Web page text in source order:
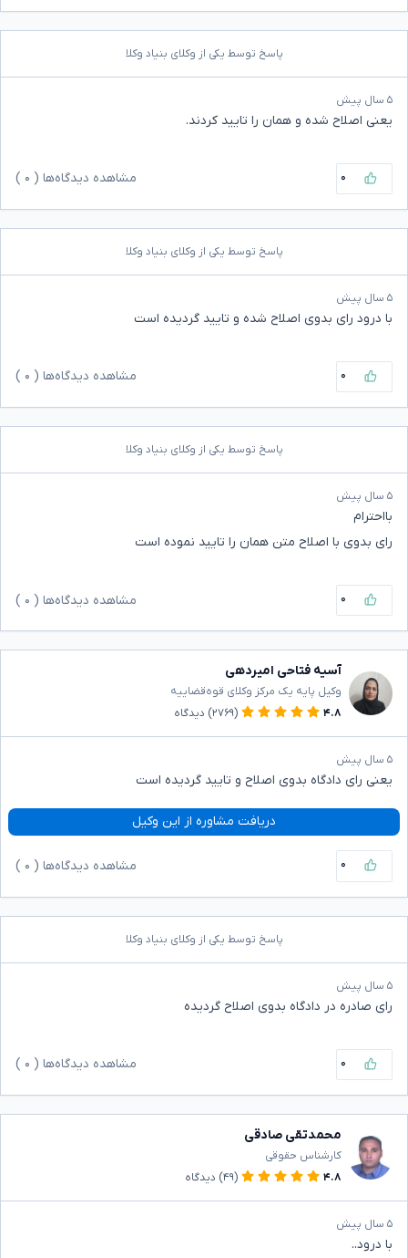
پاسخ توسط یکی از وکلای بنیاد وکلا
۵ سال پیش
یعنی اصلاح شده و همان را تایید کردند.
۰ مشاهده دیدگاه‌ها ( ۰
پاسخ توسط یکی از وکلای بنیاد وکلا
۵ سال پیش
با درود رای بدوی اصلاح شده و تایید گردیده است
۰ مشاهده دیدگاه‌ها ( ۰
پاسخ توسط یکی از وکلای بنیاد وکلا
۵ سال پیش
بااحترام
رای بدوی با اصلاح متن همان را تایید نموده است
۰ مشاهده دیدگاه‌ها ( ۰
آسیه فتاحی امیردهی
وکیل پایه یک مرکز وکلای قوه‌قضاییه
۴.۸
(۲۷۶۹) دیدگاه
۵ سال پیش
یعنی رای دادگاه بدوی اصلاح و تایید گردیده است
دریافت مشاوره از این وکیل
۰ مشاهده دیدگاه‌ها ( ۰
پاسخ توسط یکی از وکلای بنیاد وکلا
۵ سال پیش
رای صادره در دادگاه بدوی اصلاح گردیده
۰ مشاهده دیدگاه‌ها ( ۰
محمدتقی صادقی
کارشناس حقوقی
۴.۸
(۴۹) دیدگاه
۵ سال پیش
با درود..